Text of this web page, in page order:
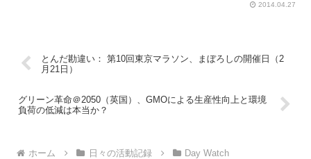
2014.04.27
とんだ勘違い： 第10回東京マラソン、まぼろしの開催日（2
月21日）
グリーン革命＠2050（英国）、GMOによる生産性向上と環境
負荷の低減は本当か？
ホーム 日々の活動記録 Day Watch